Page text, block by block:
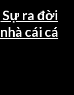
ra đời
cái cá